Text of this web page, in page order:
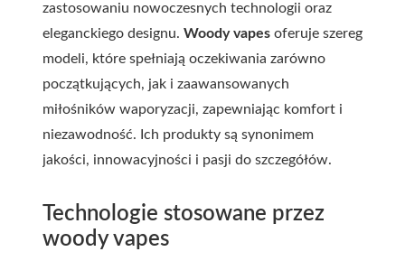
zastosowaniu nowoczesnych technologii oraz
eleganckiego designu. Woody vapes oferuje szereg
modeli, które spełniają oczekiwania zarówno
początkujących, jak i zaawansowanych
miłośników waporyzacji, zapewniając komfort i
niezawodność. Ich produkty są synonimem
jakości, innowacyjności i pasji do szczegółów.
Technologie stosowane przez
woody vapes